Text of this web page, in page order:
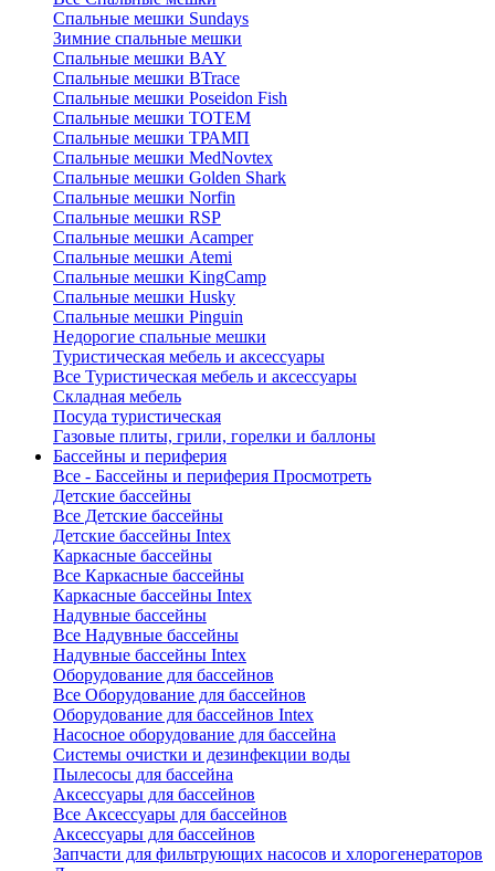
Спальные мешки Sundays
Зимние спальные мешки
Спальные мешки BAY
Спальные мешки BTrace
Спальные мешки Poseidon Fish
Спальные мешки ТОТЕМ
Спальные мешки ТРАМП
Cпальные мешки MedNovtex
Спальные мешки Golden Shark
Спальные мешки Norfin
Спальные мешки RSP
Спальные мешки Acamper
Спальные мешки Atemi
Спальные мешки KingCamp
Спальные мешки Husky
Спальные мешки Pinguin
Недорогие спальные мешки
Туристическая мебель и аксессуары
Все Туристическая мебель и аксессуары
Складная мебель
Посуда туристическая
Газовые плиты, грили, горелки и баллоны
Бассейны и периферия
Все - Бассейны и периферия Просмотреть
Детские бассейны
Все Детские бассейны
Детские бассейны Intex
Каркасные бассейны
Все Каркасные бассейны
Каркасные бассейны Intex
Надувные бассейны
Все Надувные бассейны
Надувные бассейны Intex
Оборудование для бассейнов
Все Оборудование для бассейнов
Оборудование для бассейнов Intex
Насосное оборудование для бассейна
Системы очистки и дезинфекции воды
Пылесосы для бассейна
Аксессуары для бассейнов
Все Аксессуары для бассейнов
Аксессуары для бассейнов
Запчасти для фильтрующих насосов и хлорогенераторов